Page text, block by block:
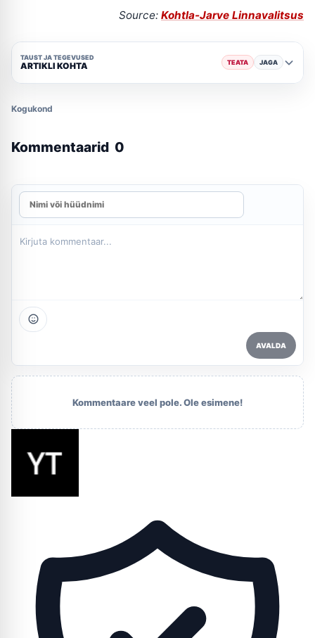
Source: Kohtla-Jarve Linnavalitsus
TAUST JA TEGEVUSED
ARTIKLI KOHTA TEATA JAGA
Kogukond
Kommentaarid 0
AVALDA
Kommentaare veel pole. Ole esimene!